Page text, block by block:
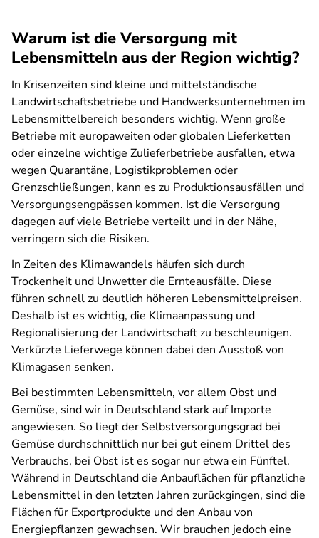
Warum ist die Versorgung mit
Lebensmitteln aus der Region wichtig?
In Krisenzeiten sind kleine und mittelständische
Landwirtschaftsbetriebe und Handwerksunternehmen im
Lebensmittelbereich besonders wichtig. Wenn große
Betriebe mit europaweiten oder globalen Lieferketten
oder einzelne wichtige Zulieferbetriebe ausfallen, etwa
wegen Quarantäne, Logistikproblemen oder
Grenzschließungen, kann es zu Produktionsausfällen und
Versorgungsengpässen kommen. Ist die Versorgung
dagegen auf viele Betriebe verteilt und in der Nähe,
verringern sich die Risiken.
In Zeiten des Klimawandels häufen sich durch
Trockenheit und Unwetter die Ernteausfälle. Diese
führen schnell zu deutlich höheren Lebensmittelpreisen.
Deshalb ist es wichtig, die Klimaanpassung und
Regionalisierung der Landwirtschaft zu beschleunigen.
Verkürzte Lieferwege können dabei den Ausstoß von
Klimagasen senken.
Bei bestimmten Lebensmitteln, vor allem Obst und
Gemüse, sind wir in Deutschland stark auf Importe
angewiesen. So liegt der Selbstversorgungsgrad bei
Gemüse durchschnittlich nur bei gut einem Drittel des
Verbrauchs, bei Obst ist es sogar nur etwa ein Fünftel.
Während in Deutschland die Anbauflächen für pflanzliche
Lebensmittel in den letzten Jahren zurückgingen, sind die
Flächen für Exportprodukte und den Anbau von
Energiepflanzen gewachsen. Wir brauchen jedoch eine